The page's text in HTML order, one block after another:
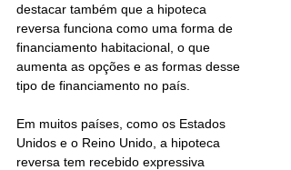
destacar também que a hipoteca
reversa funciona como uma forma de
financiamento habitacional, o que
aumenta as opções e as formas desse
tipo de financiamento no país.
Em muitos países, como os Estados
Unidos e o Reino Unido, a hipoteca
reversa tem recebido expressiva